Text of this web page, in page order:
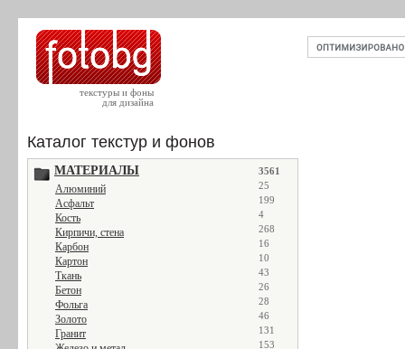
текстуры и фоны
для дизайна
Каталог текстур и фонов
МАТЕРИАЛЫ 3561
Алюминий 25
Асфальт 199
Кость 4
Кирпичи, стена 268
Карбон 16
Картон 10
Ткань 43
Бетон 26
Фольга 28
Золото 46
Гранит 131
153